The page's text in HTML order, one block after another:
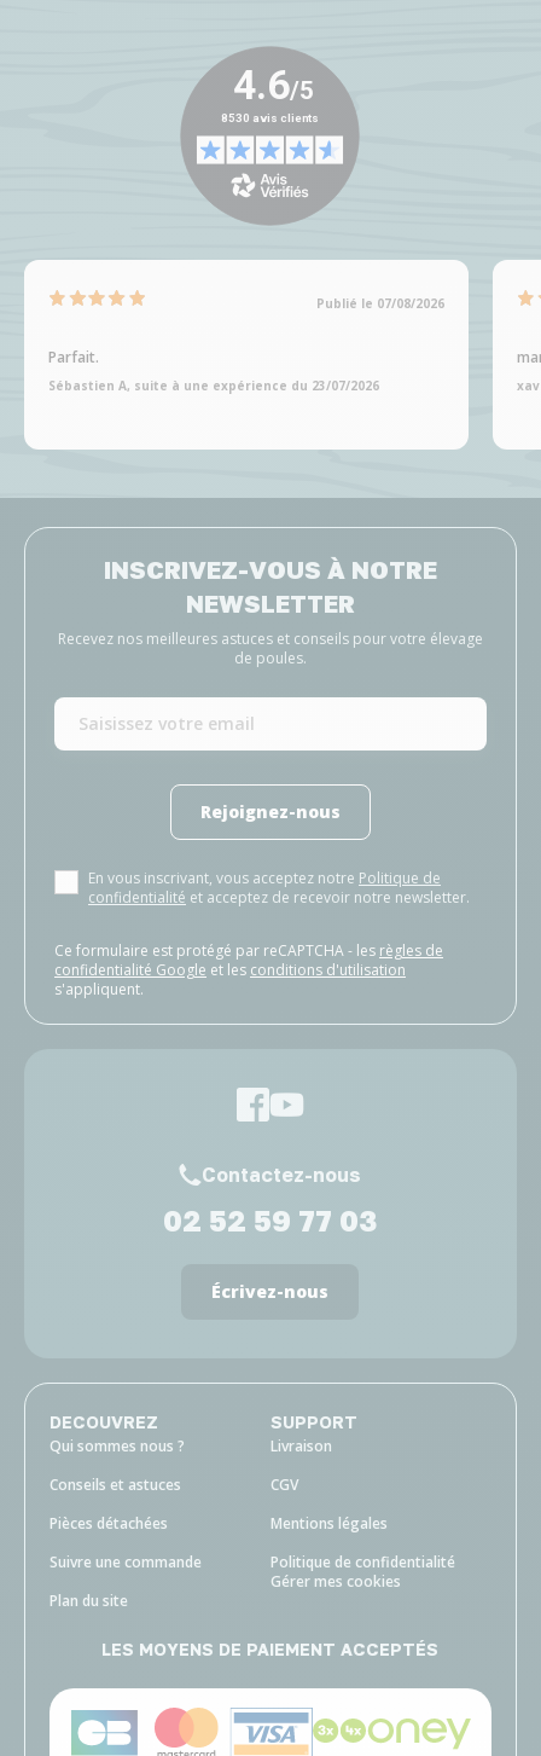
Publié le 07/08/2026
Parfait.
Sébastien A, suite à une expérience du 23/07/2026
INSCRIVEZ-VOUS À NOTRE
NEWSLETTER
Recevez nos meilleures astuces et conseils pour votre élevage
de poules.
Rejoignez-nous
En vous inscrivant, vous acceptez notre Politique de
confidentialité et acceptez de recevoir notre newsletter.
Ce formulaire est protégé par reCAPTCHA - les règles de
confidentialité Google et les conditions d'utilisation
s'appliquent.
Contactez-nous
02 52 59 77 03
Écrivez-nous
DECOUVREZ
Qui sommes nous ?
Conseils et astuces
Pièces détachées
Suivre une commande
Plan du site
SUPPORT
Livraison
CGV
Mentions légales
Politique de confidentialité
Gérer mes cookies
LES MOYENS DE PAIEMENT ACCEPTÉS